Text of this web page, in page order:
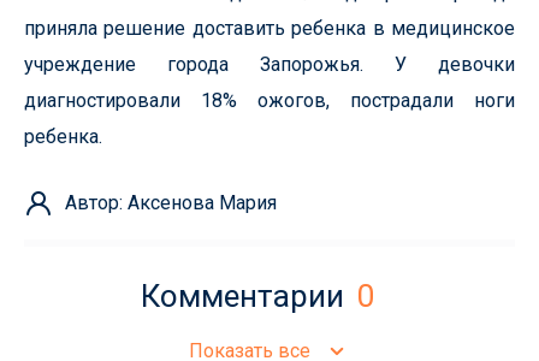
приняла решение доставить ребенка в медицинское
учреждение города Запорожья. У девочки
диагностировали 18% ожогов, пострадали ноги
ребенка.
Автор: Аксенова Мария
Комментарии 0
Показать все